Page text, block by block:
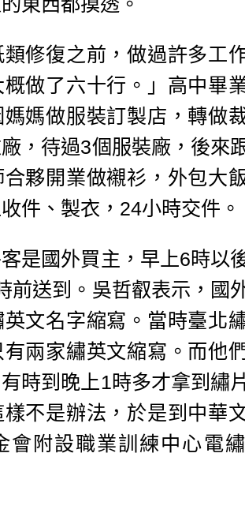
修復之前，做過許多工
做了六十行。」高中畢
媽做服裝訂製店，轉做
，待過3個服裝廠，後來
夥開業做襯衫，外包大
件、製衣，24小時交件。
是國外買主，早上6時以
前送到。吳哲叡表示，國
文名字縮寫。當時臺北
兩家繡英文縮寫。而他
時到晚上1時多才拿到繡
不是辦法，於是到中華
會附設職業訓練中心電